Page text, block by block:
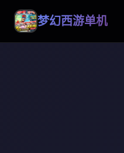
梦幻西游单机